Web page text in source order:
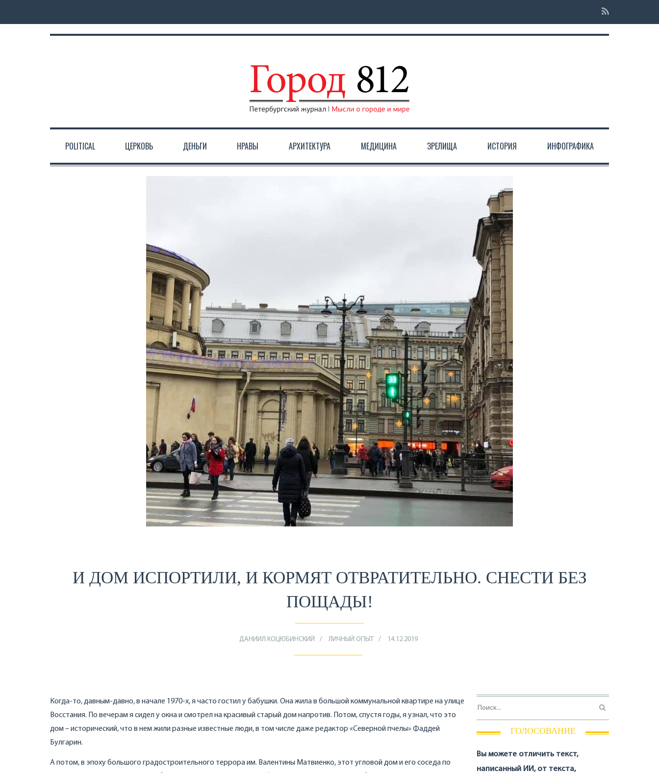
POLITICAL ЦЕРКОВЬ ДЕНЬГИ НРАВЫ АРХИТЕКТУРА МЕДИЦИНА ЗРЕЛИЩА ИСТОРИЯ ИНФОГРАФИКА
И ДОМ ИСПОРТИЛИ, И КОРМЯТ ОТВРАТИТЕЛЬНО. СНЕСТИ БЕЗ
ПОЩАДЫ!
ДАНИИЛ КОЦЮБИНСКИЙ ЛИЧНЫЙ ОПЫТ 14.12.2019
Когда-то, давным-давно, в начале 1970-х, я часто гостил у бабушки. Она жила в большой коммунальной квартире на улице
Восстания. По вечерам я сидел у окна и смотрел на красивый старый дом напротив. Потом, спустя годы, я узнал, что это
дом – исторический, что в нем жили разные известные люди, в том числе даже редактор «Северной пчелы» Фаддей
Булгарин.
А потом, в эпоху большого градостроительного террора им. Валентины Матвиенко, этот угловой дом и его соседа по
ГОЛОСОВАНИЕ
Вы можете отличить текст,
написанный ИИ, от текста,